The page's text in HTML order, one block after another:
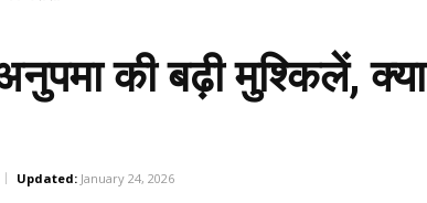
की बढ़ी मुश्किलें, क्या
Updated: January 24, 2026